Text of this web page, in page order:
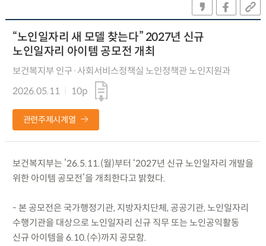
“노인일자리 새 모델 찾는다” 2027년 신규
노인일자리 아이템 공모전 개최
보건복지부 인구·사회서비스정책실 노인정책관 노인지원과
2026.05.11
10p
관련주제시계열
보건복지부는 ’26.5.11.(월)부터 ‘2027년 신규 노인일자리 개발을
위한 아이템 공모전’을 개최한다고 밝혔다.
- 본 공모전은 국가행정기관, 지방자치단체, 공공기관, 노인일자리
수행기관을 대상으로 노인일자리 신규 직무 또는 노인공익활동
신규 아이템을 6.10.(수)까지 공모함.